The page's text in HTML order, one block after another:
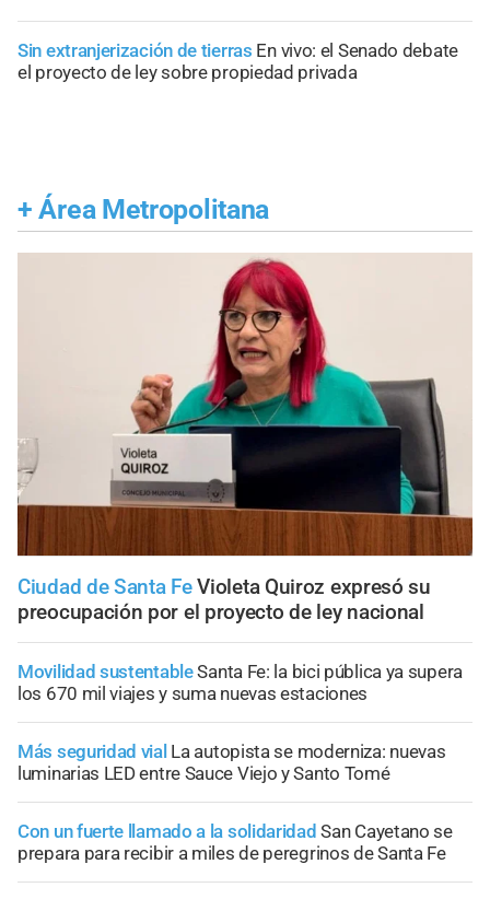
Sin extranjerización de tierras En vivo: el Senado debate
el proyecto de ley sobre propiedad privada
+ Área Metropolitana
Ciudad de Santa Fe Violeta Quiroz expresó su
preocupación por el proyecto de ley nacional
Movilidad sustentableSanta Fe: la bici pública ya supera
los 670 mil viajes y suma nuevas estaciones
Más seguridad vial La autopista se moderniza: nuevas
luminarias LED entre Sauce Viejo y Santo Tomé
Con un fuerte llamado a la solidaridad San Cayetano se
prepara para recibir a miles de peregrinos de Santa Fe